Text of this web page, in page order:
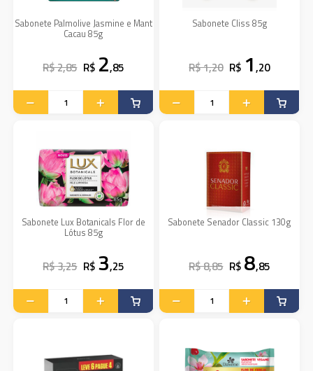
Sabonete Palmolive Jasmine e Mant
Cacau 85g
R$ 2,85 R$ 2,85
Sabonete Cliss 85g
R$ 1,20 R$ 1,20
Sabonete Lux Botanicals Flor de
Lótus 85g
R$ 3,25 R$ 3,25
Sabonete Senador Classic 130g
R$ 8,85 R$ 8,85